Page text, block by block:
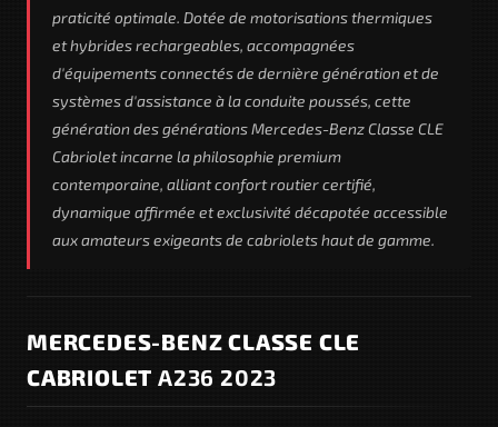
praticité optimale. Dotée de motorisations thermiques
et hybrides rechargeables, accompagnées
d'équipements connectés de dernière génération et de
systèmes d'assistance à la conduite poussés, cette
génération des générations Mercedes-Benz Classe CLE
Cabriolet incarne la philosophie premium
contemporaine, alliant confort routier certifié,
dynamique affirmée et exclusivité décapotée accessible
aux amateurs exigeants de cabriolets haut de gamme.
MERCEDES-BENZ CLASSE CLE
CABRIOLET A236 2023